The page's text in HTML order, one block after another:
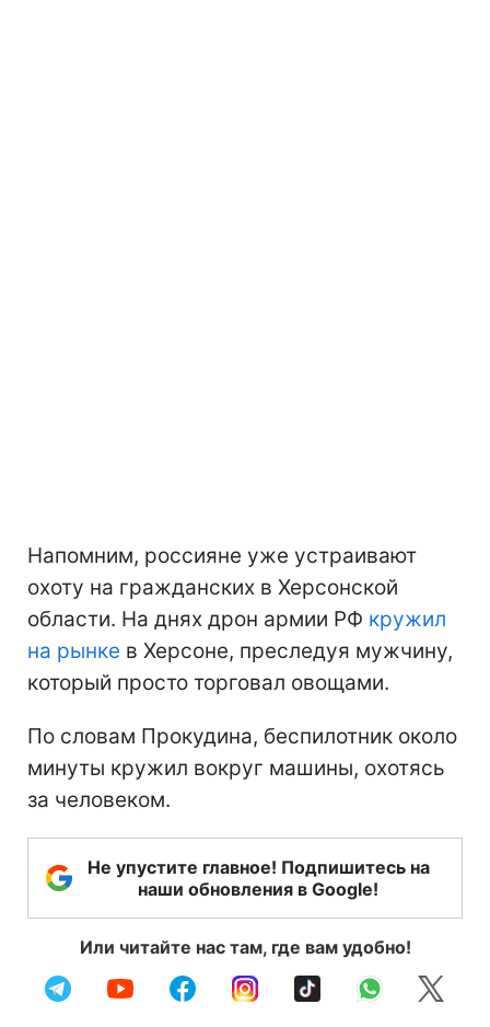
Напомним, россияне уже устраивают
охоту на гражданских в Херсонской
области. На днях дрон армии РФ кружил
на рынке в Херсоне, преследуя мужчину,
который просто торговал овощами.
По словам Прокудина, беспилотник около
минуты кружил вокруг машины, охотясь
за человеком.
Не упустите главное! Подпишитесь на
наши обновления в Google!
Или читайте нас там, где вам удобно!